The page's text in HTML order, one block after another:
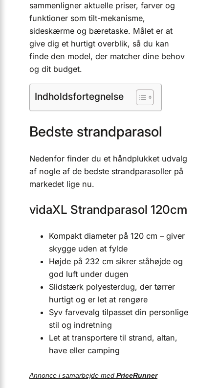
sammenligner aktuelle priser, farver og
funktioner som tilt-mekanisme,
sideskærme og bæretaske. Målet er at
give dig et hurtigt overblik, så du kan
finde den model, der matcher dine behov
og dit budget.
Indholdsfortegnelse
Bedste strandparasol
Nedenfor finder du et håndplukket udvalg
af nogle af de bedste strandparasoller på
markedet lige nu.
vidaXL Strandparasol 120cm
Kompakt diameter på 120 cm – giver
skygge uden at fylde
Højde på 232 cm sikrer ståhøjde og
god luft under dugen
Slidstærk polyesterdug, der tørrer
hurtigt og er let at rengøre
Syv farvevalg tilpasset din personlige
stil og indretning
Let at transportere til strand, altan,
have eller camping
Annonce i samarbejde med PriceRunner